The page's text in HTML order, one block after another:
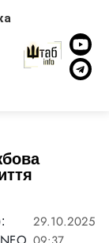
29.10.2025